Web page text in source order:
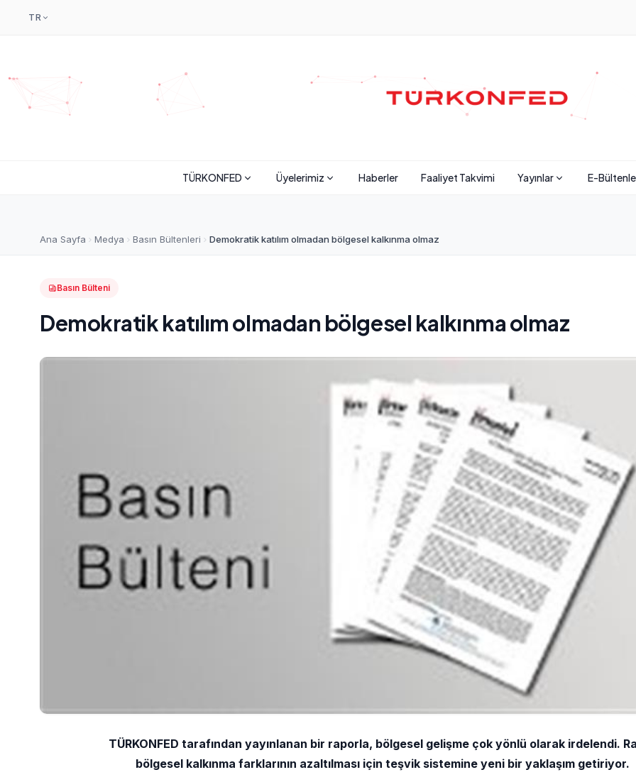
TR
TÜRKONFED Üyelerimiz Haberler Faaliyet Takvimi Yayınlar E-
Ana Sayfa Medya Basın Bültenleri Demokratik katılım olmadan bölgesel kalkınma olmaz
Basın Bülteni
Demokratik katılım olmadan bölgesel kalkınma olmaz
TÜRKONFED tarafından yayınlanan bir raporla, bölgesel gelişme çok yönlü olarak irdelendi.
bölgesel kalkınma farklarının azaltılması için teşvik sistemine yeni bir yaklaşım getiriyor.